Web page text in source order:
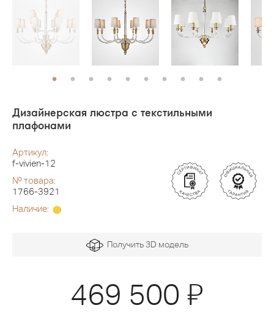
Дизайнерская люстра с текстильными
плафонами
Артикул:
f-vivien-12
№ товара:
1766-3921
Наличие:
Получить 3D модель
469 500 Я